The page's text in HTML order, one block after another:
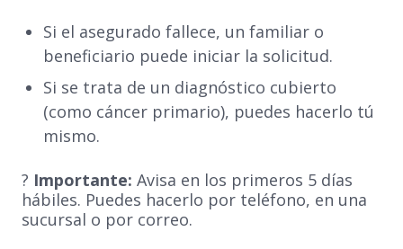
Si el asegurado fallece, un familiar o
beneficiario puede iniciar la solicitud.
Si se trata de un diagnóstico cubierto
(como cáncer primario), puedes hacerlo tú
mismo.
? Importante: Avisa en los primeros 5 días
hábiles. Puedes hacerlo por teléfono, en una
sucursal o por correo.